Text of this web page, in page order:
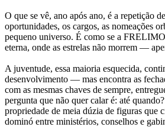
O que se vê, ano após ano, é a repetição
oportunidades, os cargos, as nomeações
pequeno universo. É como se a
eterna, onde as estrelas não morrem —
A juventude, essa maioria esquecida,
desenvolvimento — mas encontra as
com as mesmas chaves de sempre,
pergunta que não quer calar é: até
propriedade de meia dúzia de figuras que
dominó entre ministérios, conselhos e